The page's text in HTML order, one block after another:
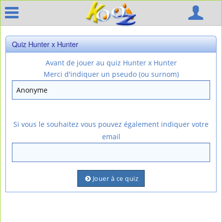
Quiz Hunter x Hunter
Avant de jouer au quiz Hunter x Hunter
Merci d'indiquer un pseudo (ou surnom)
Si vous le souhaitez vous pouvez également indiquer votre
email
Jouer à ce quiz